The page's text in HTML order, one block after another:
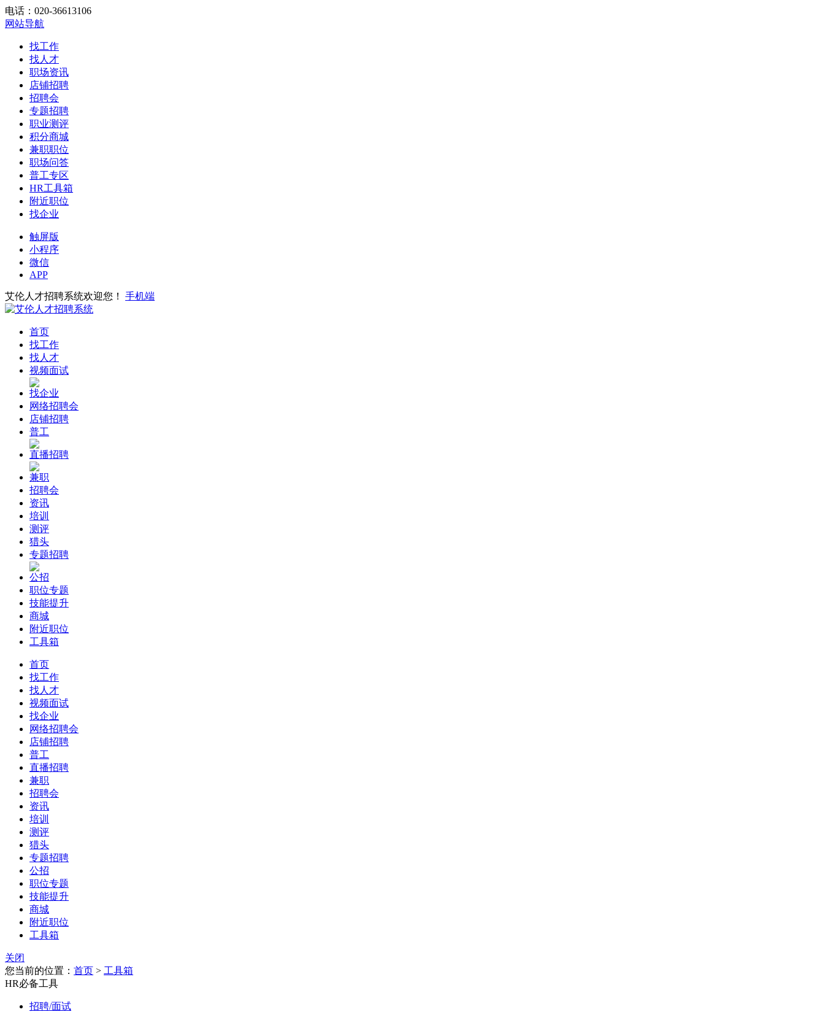
电话：020-36613106
网站导航
找工作
找人才
职场资讯
店铺招聘
招聘会
专题招聘
职业测评
积分商城
兼职职位
职场问答
普工专区
HR工具箱
附近职位
找企业
触屏版
小程序
微信
APP
艾伦人才招聘系统欢迎您！ 手机端
首页
找工作
找人才
视频面试
找企业
网络招聘会
店铺招聘
普工
直播招聘
兼职
招聘会
资讯
培训
测评
猎头
专题招聘
公招
职位专题
技能提升
商城
附近职位
工具箱
首页
找工作
找人才
视频面试
找企业
网络招聘会
店铺招聘
普工
直播招聘
兼职
招聘会
资讯
培训
测评
猎头
专题招聘
公招
职位专题
技能提升
商城
附近职位
工具箱
关闭
您当前的位置： 首页 > 工具箱
HR必备工具
招聘/面试